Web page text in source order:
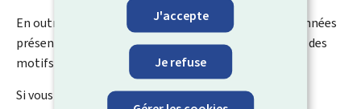
J'accepte
Je refuse
En outre et excepté le cas où le traitement de vos données
présente un caractère obligatoire, vous pouvez, pour des
motifs légitimes, vous y opposer.
Si vous souhaitez exercer ces droits et/ou obtenir